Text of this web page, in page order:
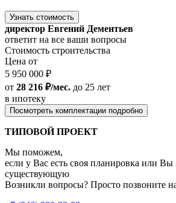
Узнать стоимость
директор Евгений Дементьев
ответит на все ваши вопросы
Стоимость строительства
Цена от
5 950 000 ₽
от 28 216 ₽/мес. до 25 лет
в ипотеку
Посмотреть комплектации подробно
ТИПОВОЙ ПРОЕКТ
Мы поможем,
если у Вас есть своя планировка или Вы
существующую
Возникли вопросы? Просто позвоните